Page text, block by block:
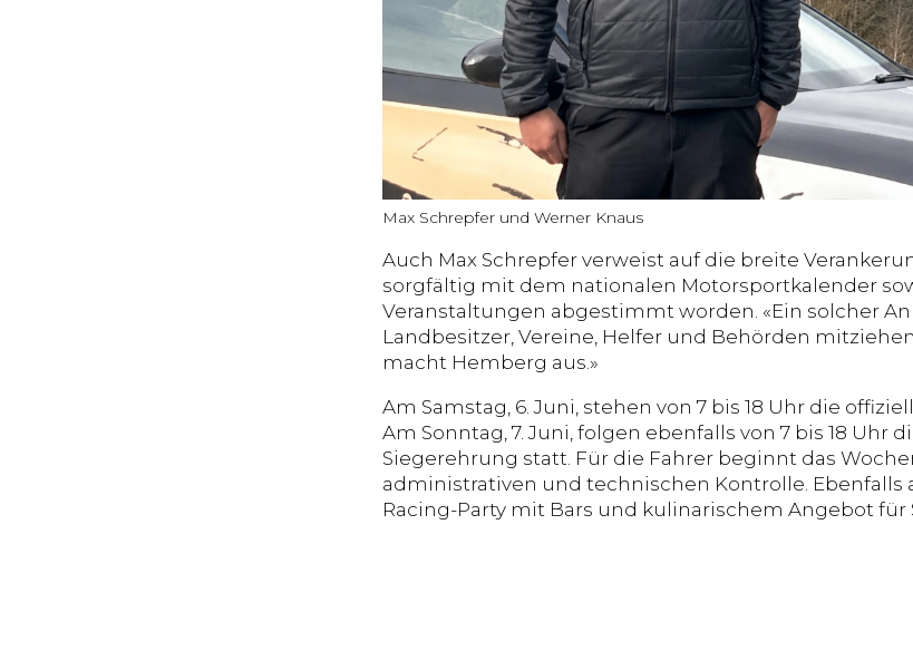
Max Schrepfer und Werner Knaus
Auch Max Schrepfer verweist auf die breite
sorgfältig mit dem nationalen Motorsportkalender
Veranstaltungen abgestimmt worden. «Ein solcher
Landbesitzer, Vereine, Helfer und Behörden
macht Hemberg aus.»
Am Samstag, 6. Juni, stehen von 7 bis 18 Uhr die
Am Sonntag, 7. Juni, folgen ebenfalls von 7 bis 18 Uhr
Siegerehrung statt. Für die Fahrer beginnt das
administrativen und technischen Kontrolle. Ebenfalls
Racing-Party mit Bars und kulinarischem Angebot